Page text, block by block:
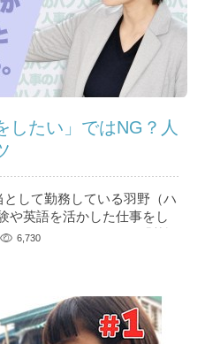
したい」ではNG？人
して勤務している羽野（ハ
や英語を活かした仕事をし
験を活かして～」や「英語
6,730